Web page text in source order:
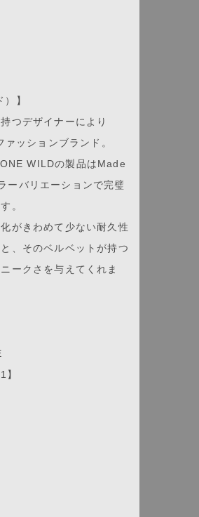
】
つデザイナーにより
ッションブランド。
WILDの製品はMade
ーバリエーションで完璧
。
がきわめて少ない耐久性
、そのベルベットが持つ
ークさを与えてくれま